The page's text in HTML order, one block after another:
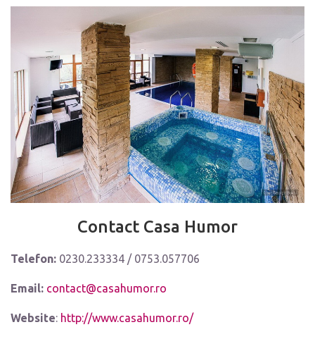
Contact Casa Humor
Telefon: 0230.233334 / 0753.057706
Email: contact@casahumor.ro
Website: http://www.casahumor.ro/